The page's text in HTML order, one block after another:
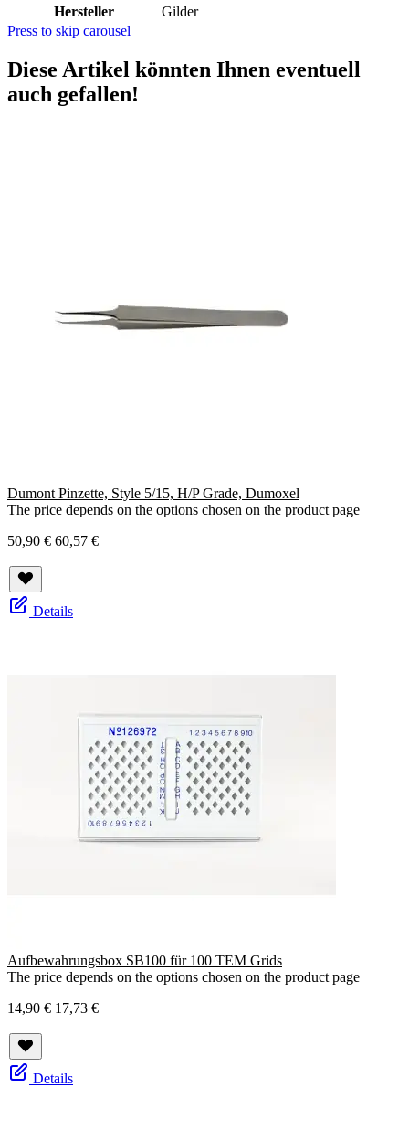
Hersteller
Gilder
Press to skip carousel
Diese Artikel könnten Ihnen eventuell
auch gefallen!
Dumont Pinzette, Style 5/15, H/P Grade, Dumoxel
The price depends on the options chosen on the product page
50,90 € 60,57 €
Details
Aufbewahrungsbox SB100 für 100 TEM Grids
The price depends on the options chosen on the product page
14,90 € 17,73 €
Details